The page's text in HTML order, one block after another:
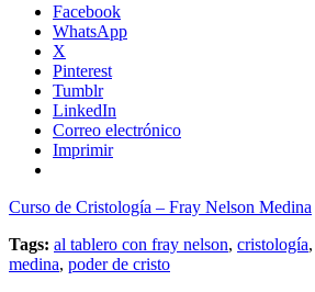
Facebook
WhatsApp
X
Pinterest
Tumblr
LinkedIn
Correo electrónico
Imprimir
Curso de Cristología – Fray Nelson Medina
Tags: al tablero con fray nelson, cristología,
medina, poder de cristo